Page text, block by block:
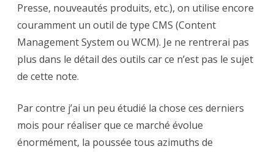
Presse, nouveautés produits, etc.), on utilise encore
couramment un outil de type CMS (Content
Management System ou WCM). Je ne rentrerai pas
plus dans le détail des outils car ce n’est pas le sujet
de cette note.
Par contre j’ai un peu étudié la chose ces derniers
mois pour réaliser que ce marché évolue
énormément, la poussée tous azimuths de